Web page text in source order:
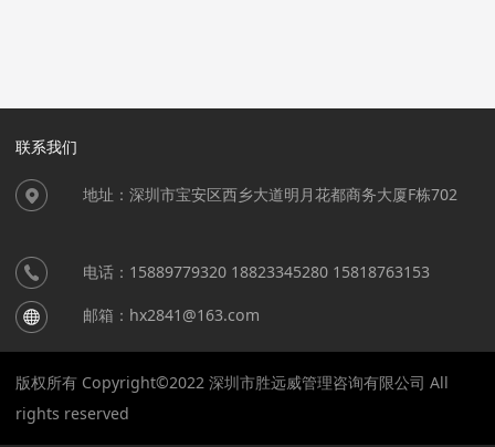
联系我们
地址：深圳市宝安区西乡大道明月花都商务大厦F栋702
电话：15889779320 18823345280 15818763153
邮箱：hx2841@163.com
版权所有 Copyright©2022 深圳市胜远威管理咨询有限公司 All
rights reserved